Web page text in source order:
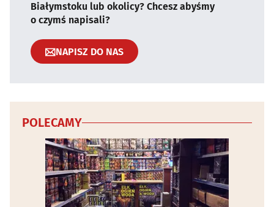
Białymstoku lub okolicy? Chcesz abyśmy
o czymś napisali?
NAPISZ DO NAS
POLECAMY